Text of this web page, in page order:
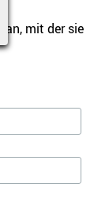
an, mit der sie